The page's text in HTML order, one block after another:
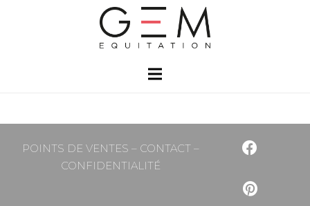
POINTS DE VENTES – CONTACT–
CONFIDENTIALITÉ